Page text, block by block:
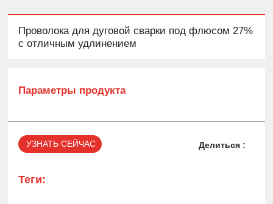
Проволока для дуговой сварки под флюсом 27%
с отличным удлинением
Параметры продукта
УЗНАТЬ СЕЙЧАС Делиться :
Теги: